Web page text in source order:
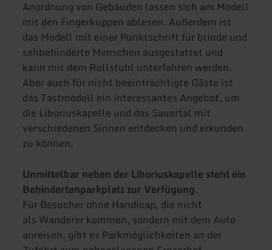
Anordnung von Gebäuden lassen sich am Modell
mit den Fingerkuppen ablesen. Außerdem ist
das Modell mit einer Punktschrift für blinde und
sehbehinderte Menschen ausgestattet und
kann mit dem Rollstuhl unterfahren werden.
Aber auch für nicht beeinträchtigte Gäste ist
das Tastmodell ein interessantes Angebot, um
die Liboriuskapelle und das Sauertal mit
verschiedenen Sinnen entdecken und erkunden
zu können.
Unmittelbar neben der Liboriuskapelle steht ein
Behindertenparkplatz zur Verfügung.
Für Besucher ohne Handicap, die nicht
als Wanderer kommen, sondern mit dem Auto
anreisen, gibt es Parkmöglichkeiten an der